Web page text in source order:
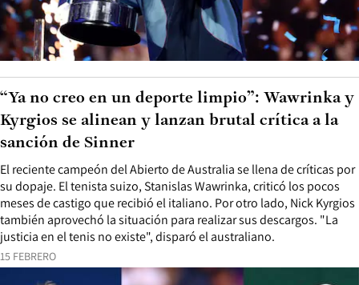
15 FEBRERO
El reciente campeón del Abierto de Australia se llena de críticas por
su dopaje. El tenista suizo, Stanislas Wawrinka, criticó los pocos
meses de castigo que recibió el italiano. Por otro lado, Nick Kyrgios
también aprovechó la situación para realizar sus descargos. "La
justicia en el tenis no existe", disparó el australiano.
“Ya no creo en un deporte limpio”: Wawrinka y
Kyrgios se alinean y lanzan brutal crítica a la
sanción de Sinner